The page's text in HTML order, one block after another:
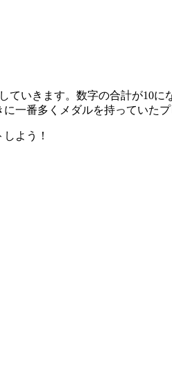
いきます。数字の合計が10
一番多くメダルを持っていたプ
よう！